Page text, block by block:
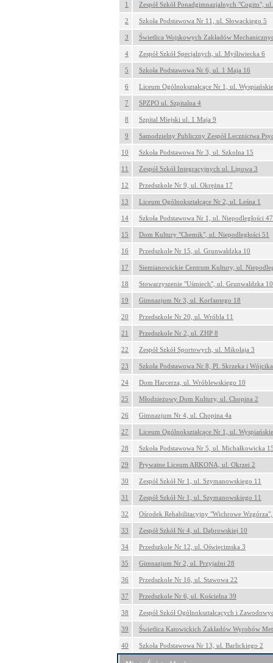
1 Zespół Szkół Ponadgimnazjalnych "Cogito",
2 Szkoła Podstawowa Nr 11, ul. Słowackiego 5
3 Świetlica Wojskowych Zakładów
4 Zespół Szkół Specjalnych, ul. Myśliwiecka 6
5 Szkoła Podstawowa Nr 6, ul. 1 Maja 16
6 Liceum Ogólnokształcące Nr 1, ul.
7 SPZPO ul. Szpitalna 4
8 Szpital Miejski ul. 1 Maja 9
9 Samodzielny Publiczny Zespół Lecznictwa
10 Szkoła Podstawowa Nr 3, ul. Szkolna 15
11 Zespół Szkół Integracyjnych ul. Lipowa 3
12 Przedszkole Nr 9, ul. Okrężna 17
13 Liceum Ogólnokształcące Nr 2, ul. Leśna 1
14 Szkoła Podstawowa Nr 1, ul. Niepodległości 47
15 Dom Kultury "Chemik", ul. Niepodległości 51
16 Przedszkole Nr 15, ul. Grunwaldzka 10
17 Siemianowickie Centrum Kultury, ul.
18 Stowarzyszenie "Uśmiech", ul. Grunwaldzka
19 Gimnazjum Nr 3, ul. Korfantego 18
20 Przedszkole Nr 20, ul. Wróbla 11
21 Przedszkole Nr 2, ul. ZHP 8
22 Zespół Szkół Sportowych, ul. Mikołaja 3
23 Szkoła Podstawowa Nr 8, Pl. Skrzeka i
24 Dom Harcerza, ul. Wróblewskiego 10
25 Młodzieżowy Dom Kultury, ul. Chopina 2
26 Gimnazjum Nr 4, ul. Chopina 4a
27 Liceum Ogólnokształcące Nr 1, ul.
28 Szkoła Podstawowa Nr 5, ul. Michałkowicka
29 Prywatne Liceum ARKONA, ul. Okrzei 2
30 Zespół Szkół Nr 1, ul. Szymanowskiego 11
31 Zespół Szkół Nr 1, ul. Szymanowskiego 11
32 Ośrodek Rehabilitacyjny "Wichrowe
33 Zespół Szkół Nr 4, ul. Dąbrowskiej 10
34 Przedszkole Nr 12, ul. Oświęcimska 3
35 Gimnazjum Nr 2, ul. Przyjaźni 28
36 Przedszkole Nr 16, ul. Stawowa 22
37 Przedszkole Nr 6, ul. Kościelna 39
38 Zespół Szkół Ogólnokształcących i
39 Świetlica Katowickich Zakładów Wyrobów
40 Szkoła Podstawowa Nr 13, ul. Barlickiego 2